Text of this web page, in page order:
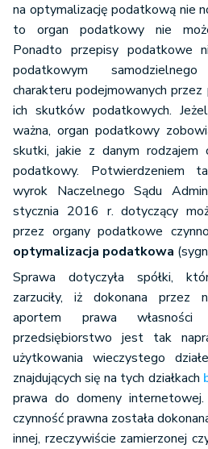
na optymalizację podatkową nie
to organ podatkowy nie
Ponadto przepisy podatkowe
podatkowym
charakteru podejmowanych
ich skutków podatkowych.
ważna, organ podatkowy
skutki, jakie z danym rodzajem
podatkowy. Potwierdzeniem
wyrok Naczelnego Sądu
stycznia 2016 r. dotyczący
przez organy podatkowe
optymalizacja podatkowa
Sprawa dotyczyła spółki,
zarzuciły, iż dokonana przez
aportem prawa własności
przedsiębiorstwo jest tak
użytkowania wieczystego
znajdujących się na tych działkach
prawa do domeny
czynność prawna została
innej, rzeczywiście zamierzonej